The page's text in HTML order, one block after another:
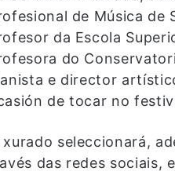
de Música de
da Escola
do
e director
de tocar no
xurado seleccionará,
das redes sociais,